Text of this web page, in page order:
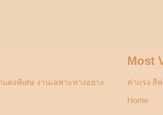
แต่งพิเศษ งานเฉพาะทางอย่าง
Most
ค่าแรง สี
Home